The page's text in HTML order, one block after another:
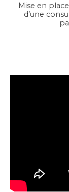
Mise en place
d’une